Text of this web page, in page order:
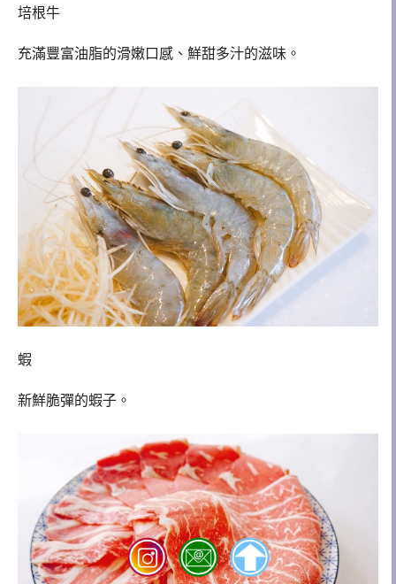
培根牛
充滿豐富油脂的滑嫩口感、鮮甜多汁的滋味。
蝦
新鮮脆彈的蝦子。